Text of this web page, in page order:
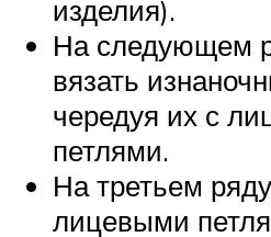
изделия).
На следующем
вязать
чередуя их с
петлями.
На третьем
лицевыми